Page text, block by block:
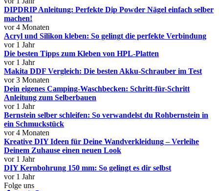
DIPDRIP Anleitung: Perfekte Dip Powder Nägel einfach selber
machen!
vor 4 Monaten
Acryl und Silikon kleben: So gelingt die perfekte Verbindung
vor 1 Jahr
Die besten Tipps zum Kleben von HPL-Platten
vor 1 Jahr
Makita DDF Vergleich: Die besten Akku-Schrauber im Test
vor 3 Monaten
Dein eigenes Camping-Waschbecken: Schritt-für-Schritt
Anleitung zum Selberbauen
vor 1 Jahr
Bernstein selber schleifen: So verwandelst du Rohbernstein in
ein Schmuckstück
vor 4 Monaten
Kreative DIY Ideen für Deine Wandverkleidung – Verleihe
Deinem Zuhause einen neuen Look
vor 1 Jahr
DIY Kernbohrung 150 mm: So gelingt es dir selbst
vor 1 Jahr
Folge uns